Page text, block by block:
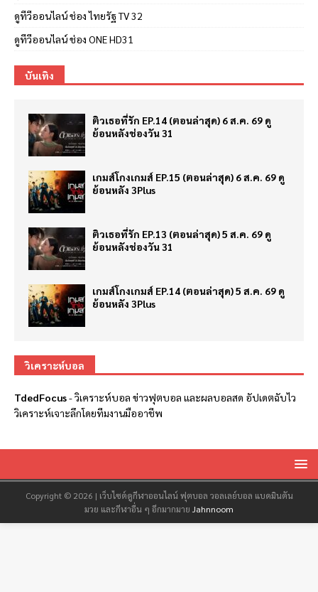
ดูทีวีออนไลน์ ช่อง ไทยรัฐ TV 32
ดูทีวีออนไลน์ ช่อง ONE HD31
บันเทิง
ติวเธอที่รัก EP.14 (ตอนล่าสุด) 6 ส.ค. 69 ดู
ย้อนหลังช่องวัน 31
เกมส์โกงเกมส์ EP.15 (ตอนล่าสุด) 6 ส.ค. 69 ดู
ย้อนหลัง 3Plus
ติวเธอที่รัก EP.13 (ตอนล่าสุด) 5 ส.ค. 69 ดู
ย้อนหลังช่องวัน 31
เกมส์โกงเกมส์ EP.14 (ตอนล่าสุด) 5 ส.ค. 69 ดู
ย้อนหลัง 3Plus
วิเคราะห์บอล
TdedFocus-วิเคราะห์บอล ข่าวฟุตบอล และผลบอลสด อัปเดตฉับไว
วิเคราะห์เจาะลึกโดยทีมงานมืออาชีพ
Copyright © 2026 | เว็บไซต์ดูกีฬาออนไลน์ ฟุตบอล วอลเลย์บอล แบดมินตัน
มวย และกีฬาอื่น ๆ อีกมากมาย Jahnnoom